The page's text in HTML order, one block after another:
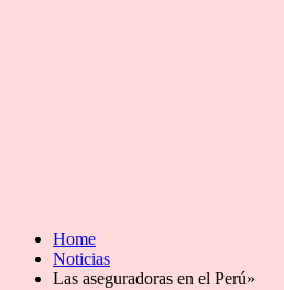
Home
Noticias
Las aseguradoras en el Perú»